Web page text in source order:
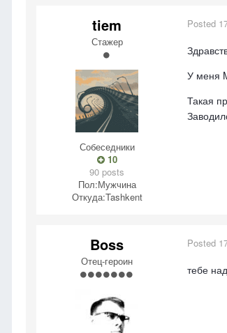
tiem
Стажер
Собеседники
10
90 posts
Пол:Мужчина
Откуда:Tashkent
Posted
У меня
Такая
Boss
Отец-героин
Posted
тебе